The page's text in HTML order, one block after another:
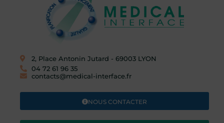
2, Place Antonin Jutard - 69003 LYON​
04 72 61 96 35
contacts@medical-interface.fr
NOUS CONTACTER